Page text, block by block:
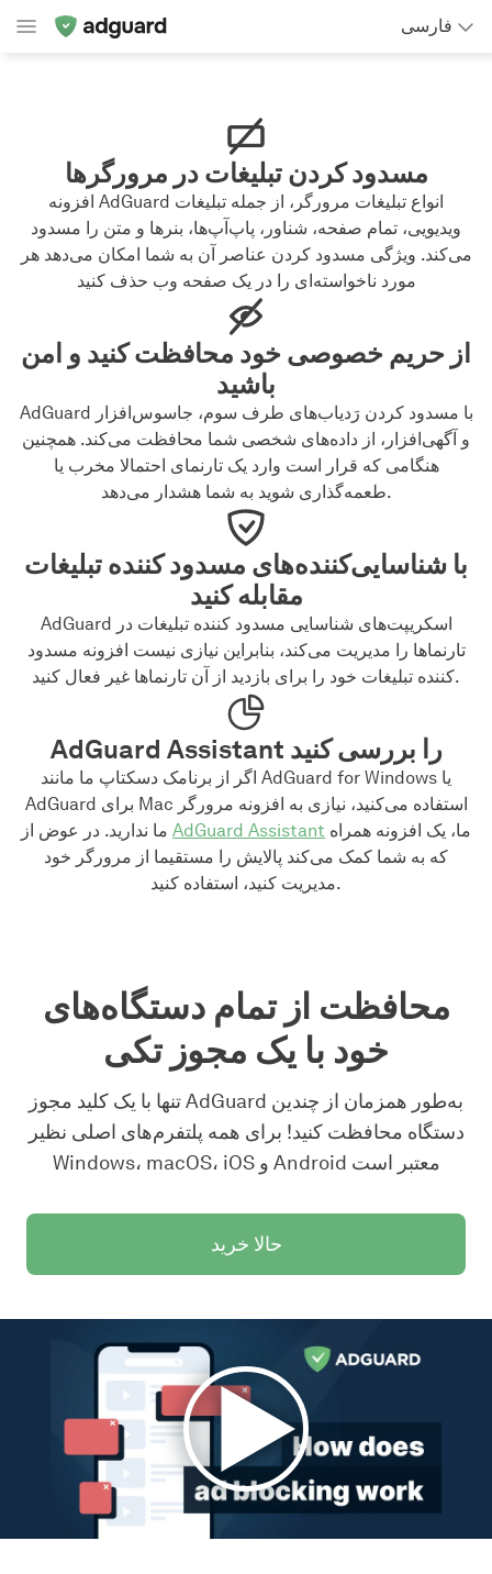
فارسی
مسدود کردن تبلیغات در مرورگرها
افزونه AdGuard انواع تبلیغات مرورگر، از جمله تبلیغات
ویدیویی، تمام صفحه، شناور، پاپ‌آپ‌ها، بنرها و متن را مسدود
می‌کند. ویژگی مسدود کردن عناصر آن به شما امکان می‌دهد هر
مورد ناخواسته‌ای را در یک صفحه وب حذف کنید
از حریم خصوصی خود محافظت کنید و امن
باشید
AdGuard با مسدود کردن رَدیاب‌های طرف سوم، جاسوس‌افزار
و آگهی‏‌افزار، از داده‌های شخصی شما محافظت می‌کند. همچنین
هنگامی که قرار است وارد یک تارنمای احتمالا مخرب یا
طعمه‌گذاری شوید به شما هشدار می‌دهد.
با شناسایی‌کننده‌های مسدود کننده تبلیغات
مقابله کنید
AdGuard اسکریپت‌های شناسایی مسدود کننده تبلیغات در
تارنماها را مدیریت می‌کند، بنابراین نیازی نیست افزونه‌ مسدود
کننده تبلیغات خود را برای بازدید از آن تارنماها غیر فعال کنید.
AdGuard Assistant را بررسی کنید
اگر از برنامک دسکتاپ ما مانند AdGuard for Windows یا
AdGuard برای Mac استفاده می‌کنید، نیازی به افزونه مرورگر
AdGuard Assistant
که به شما کمک می‌کند پالایش را مستقیما از مرورگر خود
مدیریت کنید، استفاده کنید.
محافظت از تمام دستگاه‌های
خود با یک مجوز تکی
تنها با یک کلید مجوز AdGuard به‌طور همزمان از چندین
دستگاه محافظت کنید! برای همه پلتفرم‌های اصلی نظیر
Windows، macOS، iOS و Android معتبر است
حالا خرید